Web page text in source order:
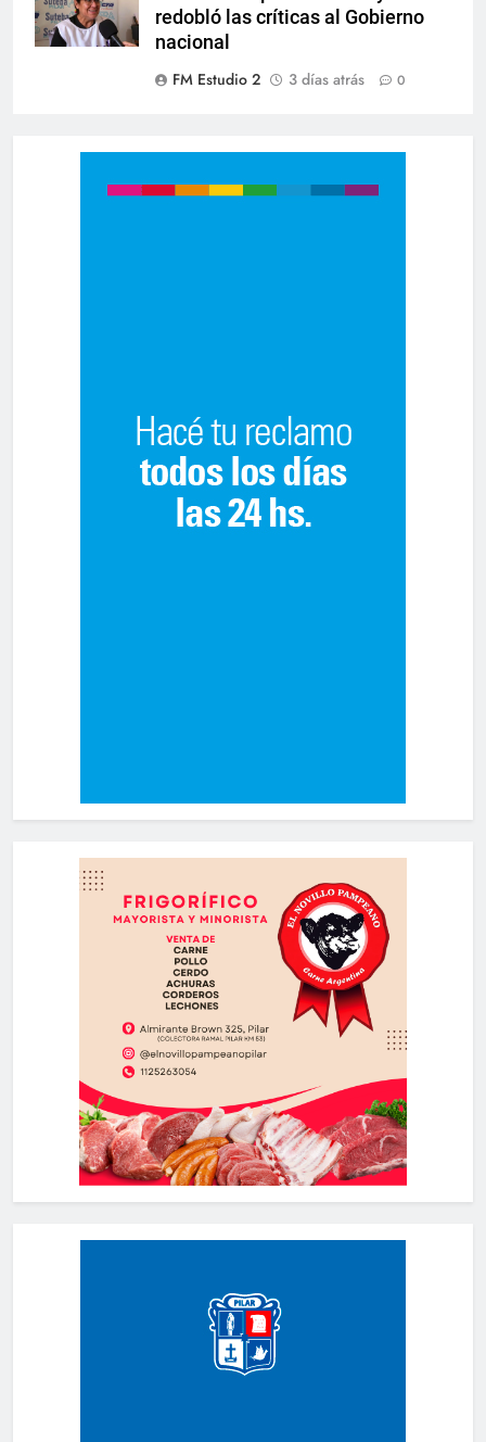
redobló las críticas al Gobierno
nacional
FM Estudio 2
3 días atrás 0